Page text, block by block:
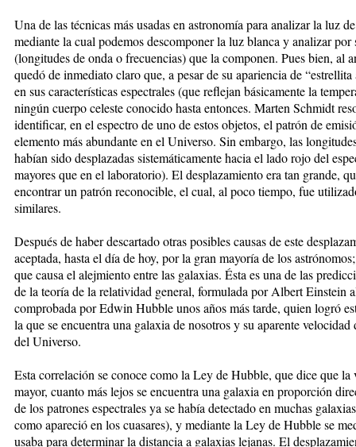
Una de las técnicas más usadas en astronomía para analizar la luz
mediante la cual podemos descomponer la luz blanca y analizar por
(longitudes de onda o frecuencias) que la componen. Pues bien, al
quedó de inmediato claro que, a pesar de su apariencia de
en sus características espectrales (que reflejan básicamente la
ningún cuerpo celeste conocido hasta entonces. Marten Schmidt
identificar, en el espectro de uno de estos objetos, el patrón de
elemento más abundante en el Universo. Sin embargo, las
habían sido desplazadas sistemáticamente hacia el lado rojo del
mayores que en el laboratorio). El desplazamiento era tan grande,
encontrar un patrón reconocible, el cual, al poco tiempo, fue
similares.
Después de haber descartado otras posibles causas de este
aceptada, hasta el día de hoy, por la gran mayoría de los
que causa el alejmiento entre las galaxias. Ésta es una de las
de la teoría de la relatividad general, formulada por Albert Einstein
comprobada por Edwin Hubble unos años más tarde, quien logró
la que se encuentra una galaxia de nosotros y su aparente
del Universo.
Esta correlación se conoce como la Ley de Hubble, que dice que
mayor, cuanto más lejos se encuentra una galaxia en proporción
de los patrones espectrales ya se había detectado en muchas
como apareció en los cuasares), y mediante la Ley de Hubble se
usaba para determinar la distancia a galaxias lejanas. El